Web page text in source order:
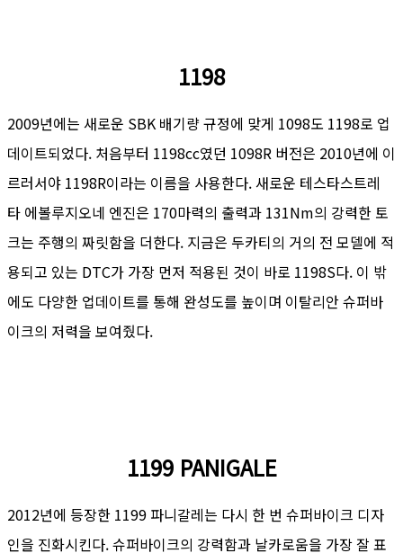
1198
2009년에는 새로운 SBK 배기량 규정에 맞게 1098도 1198로 업
데이트되었다. 처음부터 1198cc였던 1098R 버전은 2010년에 이
르러서야 1198R이라는 이름을 사용한다. 새로운 테스타스트레
타 에볼루지오네 엔진은 170마력의 출력과 131Nm의 강력한 토
크는 주행의 짜릿함을 더한다. 지금은 두카티의 거의 전 모델에 적
용되고 있는 DTC가 가장 먼저 적용된 것이 바로 1198S다. 이 밖
에도 다양한 업데이트를 통해 완성도를 높이며 이탈리안 슈퍼바
이크의 저력을 보여줬다.
1199 PANIGALE
2012년에 등장한 1199 파니갈레는 다시 한 번 슈퍼바이크 디자
인을 진화시킨다. 슈퍼바이크의 강력함과 날카로움을 가장 잘 표